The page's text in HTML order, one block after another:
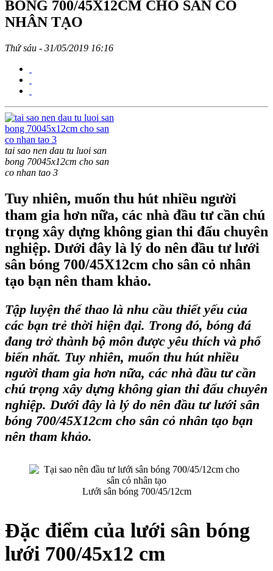
BÓNG 700/45X12CM CHO SÂN CỎ
NHÂN TẠO
Thứ sáu - 31/05/2019 16:16
tai sao nen dau tu luoi san
bong 70045x12cm cho san
co nhan tao 3
Tuy nhiên, muốn thu hút nhiều người
tham gia hơn nữa, các nhà đầu tư cần chú
trọng xây dựng không gian thi đấu chuyên
nghiệp. Dưới đây là lý do nên đầu tư lưới
sân bóng 700/45X12cm cho sân cỏ nhân
tạo bạn nên tham khảo.
Tập luyện thể thao là nhu cầu thiết yếu của
các bạn trẻ thời hiện đại. Trong đó, bóng đá
đang trở thành bộ môn được yêu thích và phổ
biến nhất. Tuy nhiên, muốn thu hút nhiều
người tham gia hơn nữa, các nhà đầu tư cần
chú trọng xây dựng không gian thi đấu chuyên
nghiệp. Dưới đây là lý do nên đầu tưlưới sân
bóng 700/45X12cm cho sân cỏ nhân tạo bạn
nên tham khảo.
Lưới sân bóng 700/45/12cm
Đặc điểm của lưới sân bóng
lưới 700/45x12 cm